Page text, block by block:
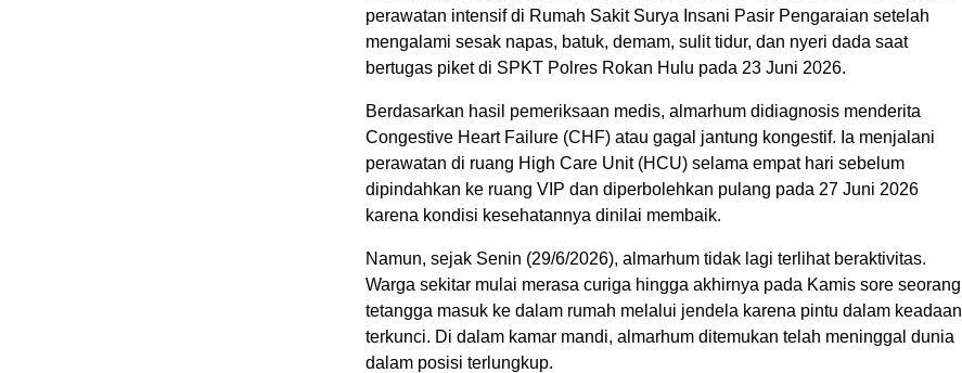
perawatan intensif di Rumah Sakit Surya Insani Pasir Pengaraian setelah
mengalami sesak napas, batuk, demam, sulit tidur, dan nyeri dada saat
bertugas piket di SPKT Polres Rokan Hulu pada 23 Juni 2026.
Berdasarkan hasil pemeriksaan medis, almarhum didiagnosis menderita
Congestive Heart Failure (CHF) atau gagal jantung kongestif. Ia menjalani
perawatan di ruang High Care Unit (HCU) selama empat hari sebelum
dipindahkan ke ruang VIP dan diperbolehkan pulang pada 27 Juni 2026
karena kondisi kesehatannya dinilai membaik.
Namun, sejak Senin (29/6/2026), almarhum tidak lagi terlihat beraktivitas.
Warga sekitar mulai merasa curiga hingga akhirnya pada Kamis sore seorang
tetangga masuk ke dalam rumah melalui jendela karena pintu dalam keadaan
terkunci. Di dalam kamar mandi, almarhum ditemukan telah meninggal dunia
dalam posisi terlungkup.